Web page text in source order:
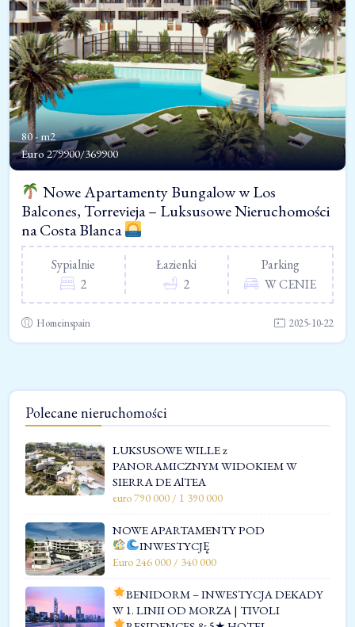
80 - m2
Euro 279900/369900
Nowe Apartamenty Bungalow w Los
Balcones, Torrevieja – Luksusowe Nieruchomości
na Costa Blanca
Sypialnie
2
Łazienki
2
Parking
W CENIE
Homeinspain 2025-10-22
Polecane nieruchomości
LUKSUSOWE WILLE z
PANORAMICZNYM WIDOKIEM W
SIERRA DE AlTEA
euro 790 000 / 1 390 000
NOWE APARTAMENTY POD
INWESTYCJĘ
Euro 246 000 / 340 000
BENIDORM – INWESTYCJA DEKADY
W 1. LINII OD MORZA | TIVOLI